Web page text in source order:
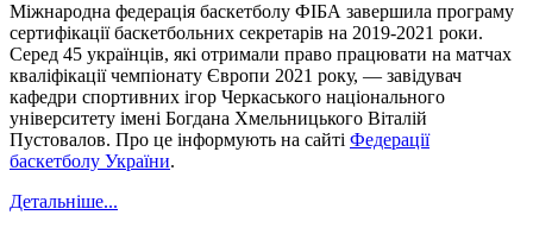
Міжнародна федерація баскетболу ФІБА завершила програму
сертифікації баскетбольних секретарів на 2019-2021 роки.
Серед 45 українців, які отримали право працювати на матчах
кваліфікації чемпіонату Європи 2021 року, — завідувач
кафедри спортивних ігор Черкаського національного
університету імені Богдана Хмельницького Віталій
Пустовалов. Про це інформують на сайті Федерації
баскетболу України.
Детальніше...